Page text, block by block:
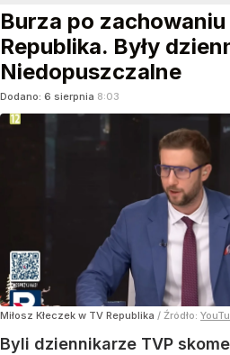
Burza po
Republika. Były
Niedopuszczalne
Dodano: 6 sierpnia 8:03
Miłosz Kłeczek w TV Republika / Źródło:
Byli dziennikarze TVP